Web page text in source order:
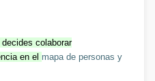
colaborar
en el mapa de personas y